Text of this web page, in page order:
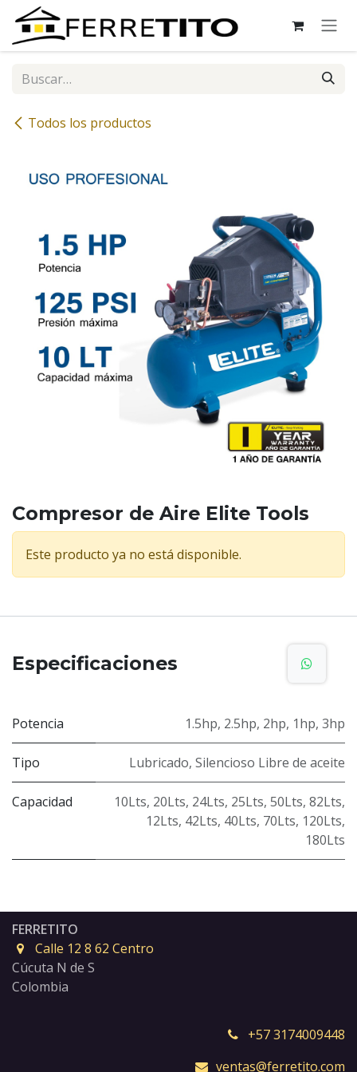
Ir al contenido
Todos los productos
Compresor de Aire Elite Tools
Este producto ya no está disponible.
Especificaciones
Potencia 1.5hp, 2.5hp, 2hp, 1hp, 3hp
Tipo Lubricado, Silencioso Libre de aceite
Capacidad 10Lts, 20Lts, 24Lts, 25Lts, 50Lts, 82Lts,
12Lts, 42Lts, 40Lts, 70Lts, 120Lts,
180Lts
FERRETITO
Calle 12 8 62 Centro
Cúcuta N de S
Colombia
+57 3174009448
ventas@ferretito.com